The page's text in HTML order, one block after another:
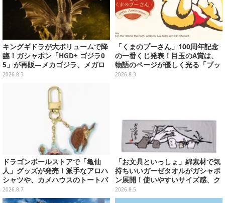
キングギドラが大ボリュームで降
臨！ガシャポン「HGD+ ゴジラ0
5」が再販―メカゴジラ、メガロ
なども揃った全4種
2026.8.3
「くまのプーさん」100周年記念
の一番くじ発表！目玉のA賞は、
物語のページが優しく光る「ブッ
クシェイプドライト」
2026.8.3
ドラゴンボールストアで「亀仙
人」グッズが発売！派手なアロハ
シャツや、カメハウスのトートバ
ッグなど夏らしいアイテムがズラ
リ
2026.8.7
「お文具といっしょ」綿素材で気
持ちいいガーゼタオルがガシャポ
ン展開！使いやすいサイズ感、ク
ールな和柄や可愛らしいお寿司な
ど全4種
2026.8.5